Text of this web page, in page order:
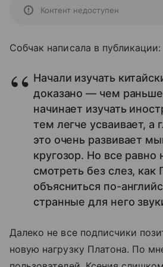
Контент недоступен
Собчак написала в публикации:
Начали изучать
доказано — чем
начинает изучать
тем легче усваивает, а
это очень развивает
кругозор. Но все
смотреть без слез, как
объясниться по-
странные для него
Далеко не все подписчики
новую нагрузку Платона. По